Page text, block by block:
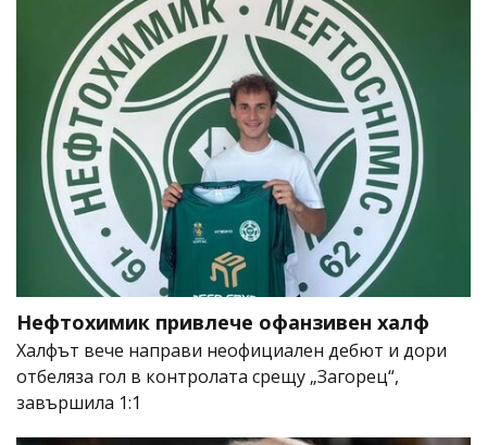
Нефтохимик привлече офанзивен халф
Халфът вече направи неофициален дебют и дори
отбеляза гол в контролата срещу „Загорец“,
завършила 1:1